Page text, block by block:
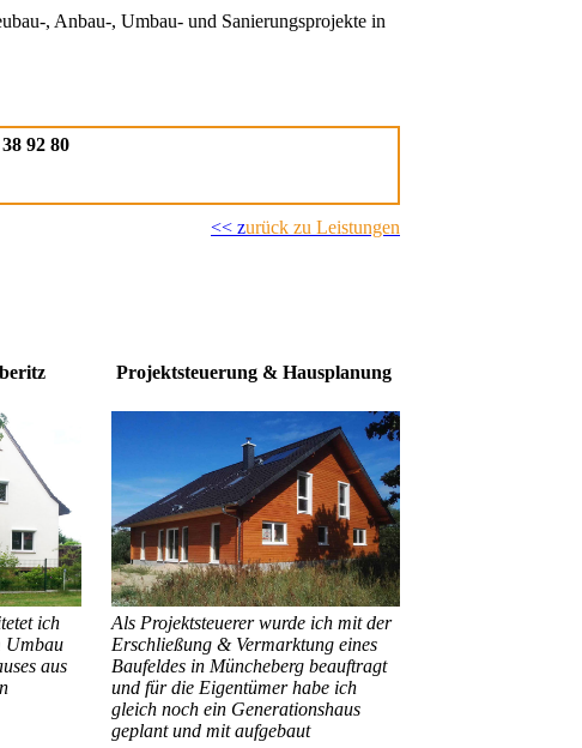
, Anbau-, Umbau- und Sanierungsprojekte in
92 80
<< zurück zu Leistungen
ich
Umbau
aus
Projektsteuerung & Hausplanung
Als Projektsteuerer wurde ich mit der
Erschließung & Vermarktung eines
Baufeldes in Müncheberg beauftragt
und für die Eigentümer habe ich
gleich noch ein Generationshaus
geplant und mit aufgebaut